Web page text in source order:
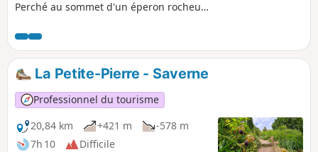
Perché au sommet d'un éperon rocheux,
est condensé de tout ce qu'une ville
médiévale alsacienne peut offrir : un
châteaux, des ruelles pittoresques, une
ambiance médiévale, des maisons avec
un certain charme... Cette boucle
propose aussi d'aller visiter le faubourg
situé au Nord de la vieille ville, jusqu'au
banc napoléonien.
La Petite-Pierre - Saverne
Professionnel du tourisme
20,84 km
+421 m
-578 m
7h 10
Difficile